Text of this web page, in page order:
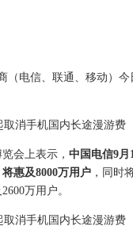
（电信、联通、移动）
会上表示， 中国电信9
惠及8000万用户 ，同时
万用户。